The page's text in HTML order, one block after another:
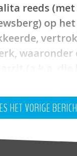
reeds
op
waaronder
kort samen
fantastische
HET VORIGE